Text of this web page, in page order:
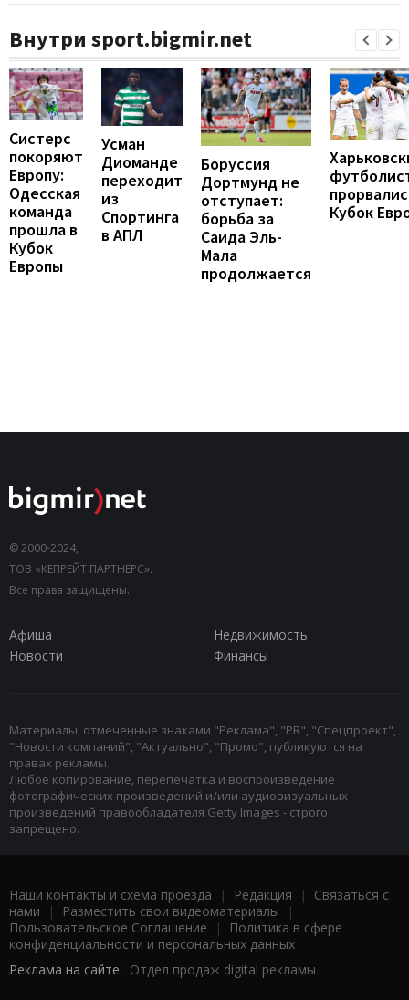
Внутри sport.bigmir.net
Систерс
покоряют
Европу:
Одесская
команда
прошла в
Кубок
Европы
Усман
Диоманде
переходит
из
Спортинга
в АПЛ
Боруссия
Дортмунд не
отступает:
борьба за
Саида Эль-
Мала
продолжается
Кубок
© 2000-2024,
ТОВ «КЕПРЕЙТ ПАРТНЕРС».
Все права защищены.
Афиша
Недвижимость
Новости
Финансы
Материалы, отмеченные знаками "Реклама", "PR", "Спецпроект",
"Новости компаний", "Актуально", "Промо", публикуются на
правах рекламы.
Любое копирование, перепечатка и воспроизведение
фотографических произведений и/или аудиовизуальных
произведений правообладателя Getty Images - строго
запрещено.
Наши контакты и схема проезда | Редакция | Связаться с
нами | Разместить свои видеоматериалы |
Пользовательское Соглашение |
Политика в сфере
конфиденциальности и персональных данных
Реклама на сайте: Отдел продаж digital рекламы